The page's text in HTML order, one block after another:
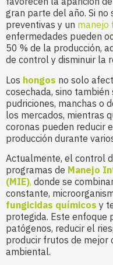
gran parte del año. Si
preventivas y un manejo
enfermedades pueden
50 % de la producción,
de control y disminuir la
Los hongos no solo
cosechada, sino
pudriciones, manchas o
los mercados, mientras
coronas pueden reducir
producción durante
Actualmente, el control
programas de Manejo
(MIE), donde se
constante,
fungicidas químicos y
protegida. Este enfoque
patógenos, reducir el
producir frutos de mejor
ambiental.